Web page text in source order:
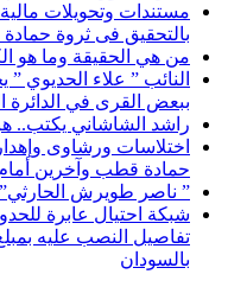
مستندات وتحويلات
بالتحقيق فى ثروة
من هي الحقيقة وما هو
النائب ” علاء الحديوي
ببعض القرى في الدائرة
راشد الشاشاني يكتب..
اختلاسات ورشاوى
حمادة قطب وآخرين
” ناصر طويرش الحارثي”
شبكة احتيال عابرة
بالسودان